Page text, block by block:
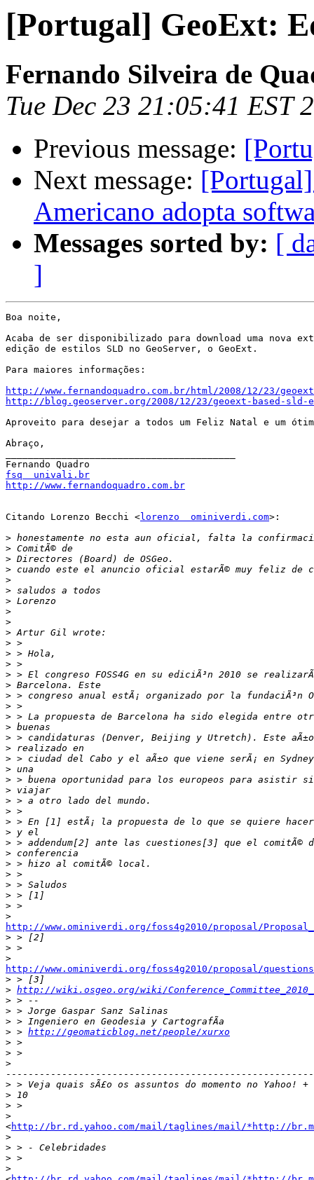
[Portugal] GeoExt:
Fernando Silveira de
Tue Dec 23 21:05:41 EST
Previous message:
Next message:
Americano adopta
Messages sorted by: [
]
Boa noite,
Acaba de ser disponibilizado para download uma nova
edição de estilos SLD no GeoServer, o GeoExt.
Para maiores informações:
http://www.fernandoquadro.com.br/html/2008/12/23/
http://blog.geoserver.org/2008/12/23/geoext-based-
Aproveito para desejar a todos um Feliz Natal e um
Abraço,
fsq  univali.br
http://www.fernandoquadro.com.br
Citando Lorenzo Becchi <lorenzo  ominiverdi.com>:
>
>
>
>
>
>
>
>
>
>
>
>
>
>
>
>
>
>
>
>
>
>
>
>
>
>
>
>
>
>
>
>
>
>
>
>
>
http://www.ominiverdi.org/foss4g2010/proposal/
>
>
>
http://www.ominiverdi.org/foss4g2010/proposal/
>
> http://wiki.osgeo.org/wiki/
>
>
>
> > http://geomaticblog.net/people/xurxo
>
>
>
>
>
>
>
<http://br.rd.yahoo.com/mail/taglines/mail/*http://
>
>
>
>